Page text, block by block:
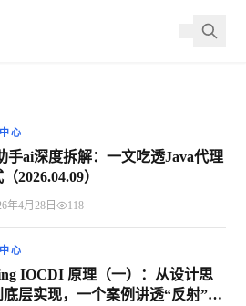
心
手ai深度拆解：一文吃透Java代理
2026.04.09）
年4月28日 118
心
IOCDI 原理（一）：从设计思
底层实现，一个案例讲透“反射”如